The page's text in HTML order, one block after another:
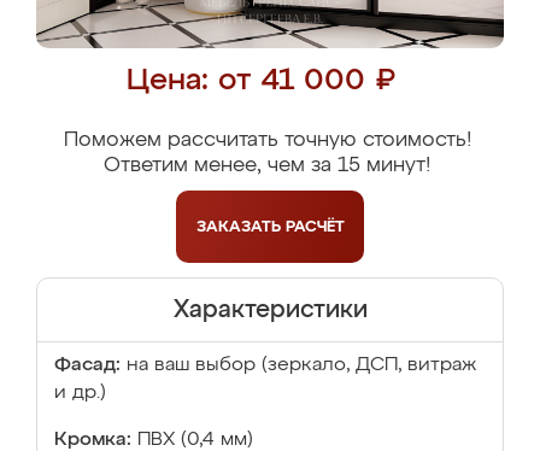
Цена: от 41 000 ₽
Поможем рассчитать точную стоимость!
Ответим менее, чем за 15 минут!
ЗАКАЗАТЬ РАСЧЁТ
Характеристики
Фасад: на ваш выбор (зеркало, ДСП, витраж
и др.)
Кромка: ПВХ (0,4 мм)